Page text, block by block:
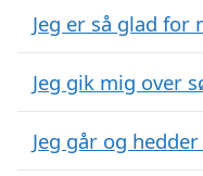
Jeg er så glad for
Jeg gik mig over
Jeg går og